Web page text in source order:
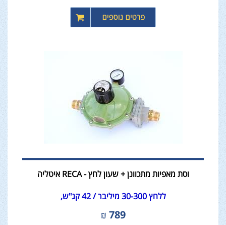
וסת מאפיות מתכוונן + שעון לחץ - RECA איטליה
ללחץ 30-300 מיליבר / 42 קג"ש,
789
₪